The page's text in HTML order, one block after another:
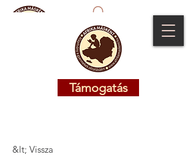
Támogatás
Támogatás
&lt; Vissza